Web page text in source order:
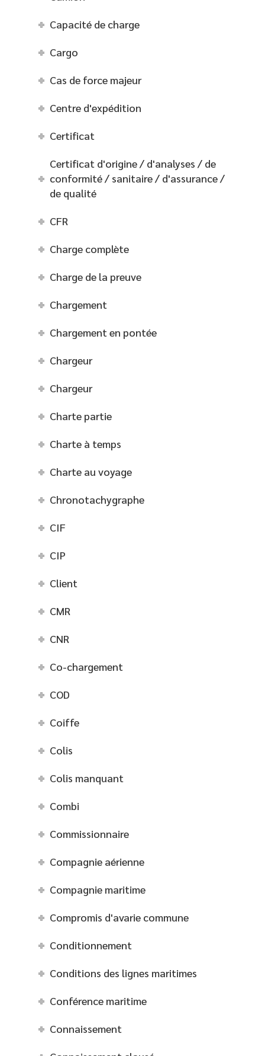
Capacité de charge
Cargo
Cas de force majeur
Centre d'expédition
Certificat
Certificat d'origine / d'analyses / de
conformité / sanitaire / d'assurance /
de qualité
CFR
Charge complète
Charge de la preuve
Chargement
Chargement en pontée
Chargeur
Chargeur
Charte partie
Charte à temps
Charte au voyage
Chronotachygraphe
CIF
CIP
Client
CMR
CNR
Co-chargement
COD
Coiffe
Colis
Colis manquant
Combi
Commissionnaire
Compagnie aérienne
Compagnie maritime
Compromis d'avarie commune
Conditionnement
Conditions des lignes maritimes
Conférence maritime
Connaissement